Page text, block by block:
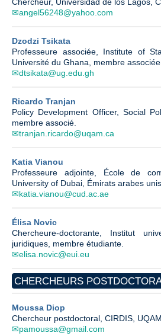
angel56248@yahoo.com
Dzodzi Tsikata
Professeure associée, Institute of
Université du Ghana, membre associée.
dtsikata@ug.edu.gh
Ricardo Tranjan
Policy Development Officer, Social
membre associé.
tranjan.ricardo@uqam.ca
Katia Vianou
Professeure adjointe, École de
University of Dubai, Émirats arabes
katia.vianou@cud.ac.ae
Élisa Novic
Chercheure-doctorante, Institut
juridiques, membre étudiante.
elisa.novic@eui.eu
CHERCHEURS
Moussa Diop
Chercheur postdoctoral, CIRDIS, UQAM
pamoussa@gmail.com